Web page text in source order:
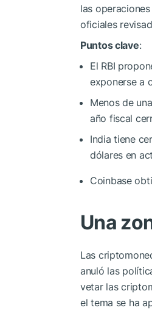
las
oficiales
Puntos clave:
El RBI
exponerse a
Menos de
año fiscal
India tiene
dólares en
Coinbase
Una
Las
anuló las
vetar las
el tema se ha